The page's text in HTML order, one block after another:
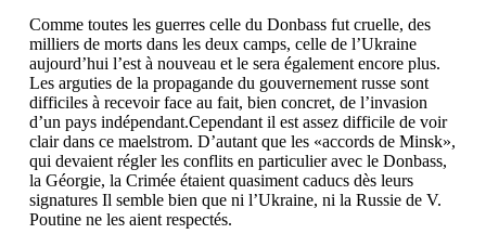
Comme toutes les guerres celle du Donbass fut cruelle, des
milliers de morts dans les deux camps, celle de l’Ukraine
aujourd’hui l’est à nouveau et le sera également encore plus.
Les arguties de la propagande du gouvernement russe sont
difficiles à recevoir face au fait, bien concret, de l’invasion
d’un pays indépendant.Cependant il est assez difficile de voir
clair dans ce maelstrom. D’autant que les «accords de Minsk»,
qui devaient régler les conflits en particulier avec le Donbass,
la Géorgie, la Crimée étaient quasiment caducs dès leurs
signatures Il semble bien que ni l’Ukraine, ni la Russie de V.
Poutine ne les aient respectés.